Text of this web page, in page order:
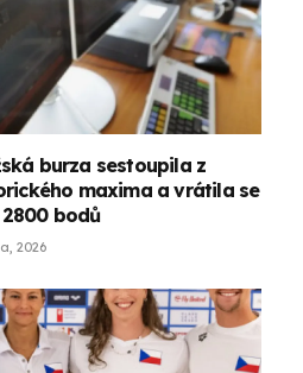
burza sestoupila z
maxima a vrátila se
bodů
2026